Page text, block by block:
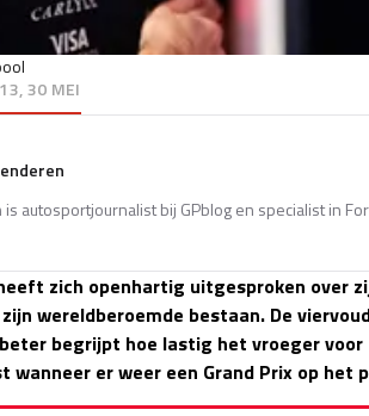
30 MEI
autosportjournalist bij GPblog en specialist in
zich openhartig uitgesproken over
wereldberoemde bestaan. De
begrijpt hoe lastig het vroeger voor
wanneer er weer een Grand Prix op het